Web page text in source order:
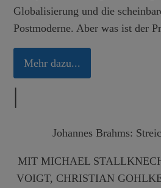
Globalisierung und die
Postmoderne. Aber was ist der
Mehr dazu...
|
Johannes Brahms:
MIT MICHAEL
VOIGT, CHRISTIAN
ODER, FREI NACH
„Das Leben ist eine
Laufenden zu
NEWSLETTER